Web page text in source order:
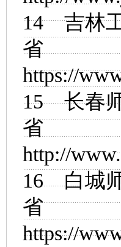
14吉林
省
https://
15长春
省
http://
16白城
省
https://